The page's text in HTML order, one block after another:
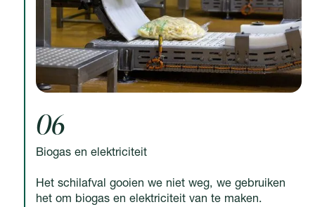
06
Biogas en elektriciteit
Het schilafval gooien we niet weg, we gebruiken
het om biogas en elektriciteit van te maken.